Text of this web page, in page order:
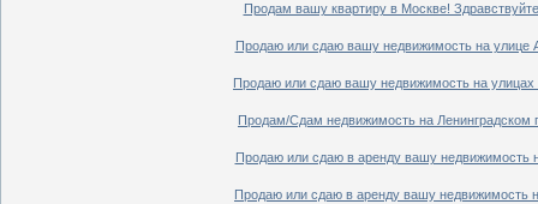
Продам вашу квартиру в Москве!
Продаю или сдаю вашу недвижимость на улице
Продаю или сдаю вашу недвижимость на
Продам/Сдам недвижимость на Ленинградском
Продаю или сдаю в аренду вашу недвижимость
Продаю или сдаю в аренду вашу недвижимость